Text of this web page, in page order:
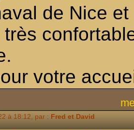
de Nice et
très
votre
à 18:12, par : Fred et David